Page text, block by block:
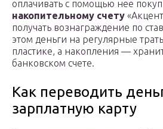
оплачивать с помощью нее
накопительному счету
получать вознаграждение по
этом деньги на регулярные
пластике, а накопления —
банковском счете.
Как переводить
зарплатную карту